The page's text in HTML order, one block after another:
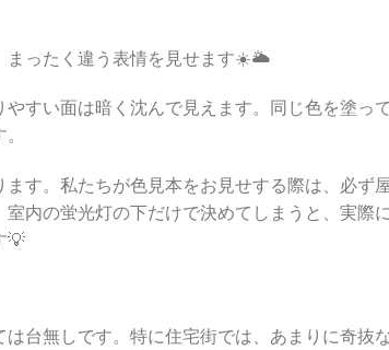
まったく違う表情を見せます☀️🌥️
すい面は暗く沈んで見えます。同じ色を塗っ
す。私たちが色見本をお見せする際は、必ず
内の蛍光灯の下だけで決めてしまうと、実際
💡
台無しです。特に住宅街では、あまりに奇抜